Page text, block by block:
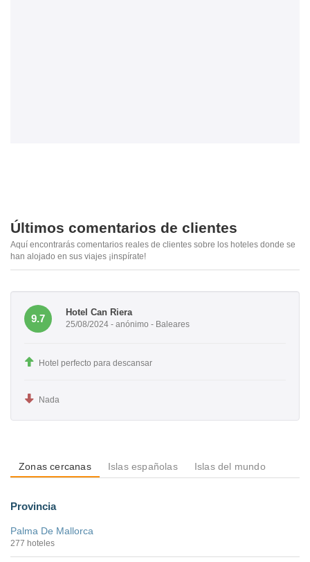
Últimos comentarios de clientes
Aquí encontrarás comentarios reales de clientes sobre los hoteles donde se
han alojado en sus viajes ¡inspírate!
9.7
Hotel Can Riera
25/08/2024 - anónimo - Baleares
Hotel perfecto para descansar
Nada
Zonas cercanas Islas españolas Islas del mundo
Provincia
Palma De Mallorca
277 hoteles